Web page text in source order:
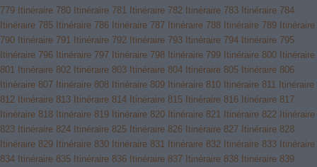
779 Itinéraire 780 Itinéraire 781 Itinéraire 782 Itinéraire 783 Itinéraire 784
Itinéraire 785 Itinéraire 786 Itinéraire 787 Itinéraire 788 Itinéraire 789 Itinéraire
790 Itinéraire 791 Itinéraire 792 Itinéraire 793 Itinéraire 794 Itinéraire 795
Itinéraire 796 Itinéraire 797 Itinéraire 798 Itinéraire 799 Itinéraire 800 Itinéraire
801 Itinéraire 802 Itinéraire 803 Itinéraire 804 Itinéraire 805 Itinéraire 806
Itinéraire 807 Itinéraire 808 Itinéraire 809 Itinéraire 810 Itinéraire 811 Itinéraire
812 Itinéraire 813 Itinéraire 814 Itinéraire 815 Itinéraire 816 Itinéraire 817
Itinéraire 818 Itinéraire 819 Itinéraire 820 Itinéraire 821 Itinéraire 822 Itinéraire
823 Itinéraire 824 Itinéraire 825 Itinéraire 826 Itinéraire 827 Itinéraire 828
Itinéraire 829 Itinéraire 830 Itinéraire 831 Itinéraire 832 Itinéraire 833 Itinéraire
834 Itinéraire 835 Itinéraire 836 Itinéraire 837 Itinéraire 838 Itinéraire 839